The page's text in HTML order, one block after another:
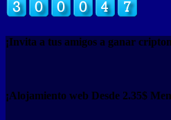
¡Invita a tus amigos a ganar
¡Alojamiento web Desde 2.35$